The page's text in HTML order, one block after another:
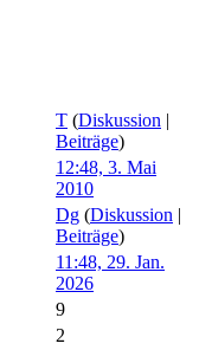
T (Diskussion |
Beiträge)
12:48, 3. Mai
2010
Dg (Diskussion |
Beiträge)
11:48, 29. Jan.
2026
9
2